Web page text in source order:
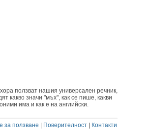
ползват нашия универсален речник,
какво значи "мъх", как се пише, какви
има и как е на английски.
за ползване | Поверителност| Контакти